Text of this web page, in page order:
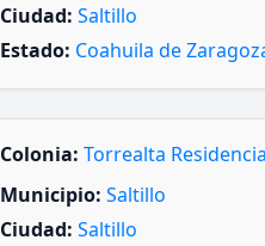
Ciudad: Saltillo
Estado: Coahuila de
Colonia: Torrealta
Municipio: Saltillo
Ciudad: Saltillo